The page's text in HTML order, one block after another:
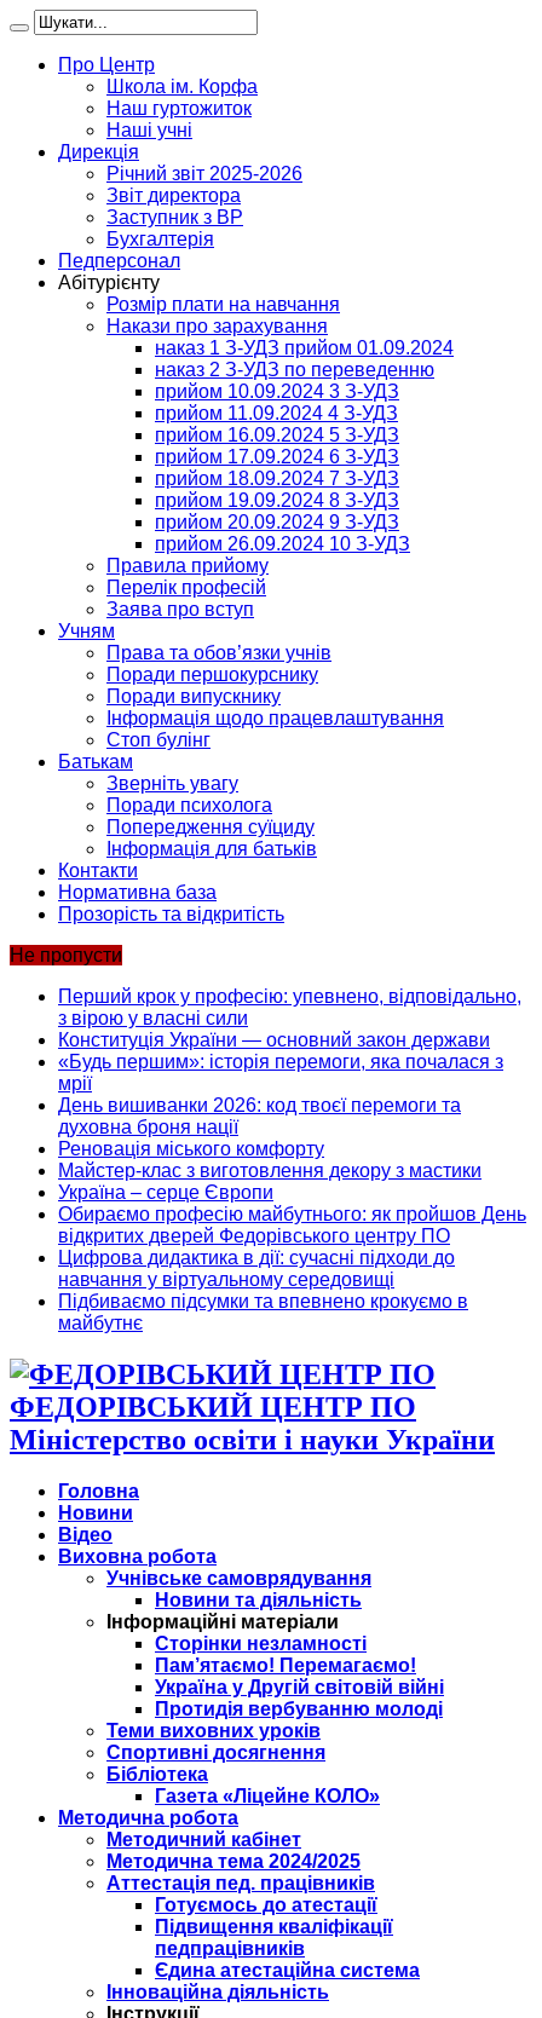
Про Центр
Школа ім. Корфа
Наш гуртожиток
Наші учні
Дирекція
Річний звіт 2025-2026
Звіт директора
Заступник з ВР
Бухгалтерія
Педперсонал
Абітурієнту
Розмір плати на навчання
Накази про зарахування
наказ 1 З-УДЗ прийом 01.09.2024
наказ 2 З-УДЗ по переведенню
прийом 10.09.2024 3 З-УДЗ
прийом 11.09.2024 4 З-УДЗ
прийом 16.09.2024 5 З-УДЗ
прийом 17.09.2024 6 З-УДЗ
прийом 18.09.2024 7 З-УДЗ
прийом 19.09.2024 8 З-УДЗ
прийом 20.09.2024 9 З-УДЗ
прийом 26.09.2024 10 З-УДЗ
Правила прийому
Перелік професій
Заява про вступ
Учням
Права та обов’язки учнів
Поради першокурснику
Поради випускнику
Інформація щодо працевлаштування
Стоп булінг
Батькам
Зверніть увагу
Поради психолога
Попередження суїциду
Інформація для батьків
Контакти
Нормативна база
Прозорість та відкритість
Не пропусти
Перший крок у професію: упевнено, відповідально,
з вірою у власні сили
Конституція України — основний закон держави
«Будь першим»: історія перемоги, яка почалася з
мрії
День вишиванки 2026: код твоєї перемоги та
духовна броня нації
Реновація міського комфорту
Майстер-клас з виготовлення декору з мастики
Україна – серце Європи
Обираємо професію майбутнього: як пройшов День
відкритих дверей Федорівського центру ПО
Цифрова дидактика в дії: сучасні підходи до
навчання у віртуальному середовищі
Підбиваємо підсумки та впевнено крокуємо в
майбутнє
ФЕДОРІВСЬКИЙ ЦЕНТР ПО
Міністерство освіти і науки України
Головна
Новини
Відео
Виховна робота
Учнівське самоврядування
Новини та діяльність
Інформаційні матеріали
Сторінки незламності
Пам’ятаємо! Перемагаємо!
Україна у Другій світовій війні
Протидія вербуванню молоді
Теми виховних уроків
Спортивні досягнення
Бібліотека
Газета «Ліцейне КОЛО»
Методична робота
Методичний кабінет
Методична тема 2024/2025
Аттестація пед. працівників
Готуємось до атестації
Підвищення кваліфікації
педпрацівників
Єдина атестаційна система
Інноваційна діяльність
Інструкції